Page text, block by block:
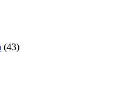
(43)